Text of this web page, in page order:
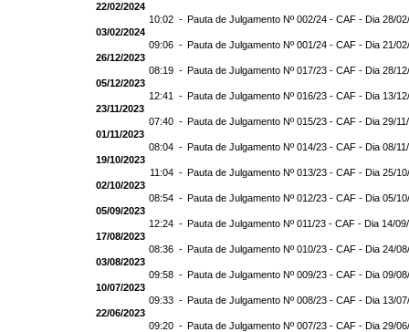
22/02/2024
10:02 - Pauta de Julgamento Nº 002/24 - CAF - Dia 28/
03/02/2024
09:06 - Pauta de Julgamento Nº 001/24 - CAF - Dia 21/
26/12/2023
08:19 - Pauta de Julgamento Nº 017/23 - CAF - Dia 28/
05/12/2023
12:41 - Pauta de Julgamento Nº 016/23 - CAF - Dia 13/
23/11/2023
07:40 - Pauta de Julgamento Nº 015/23 - CAF - Dia 29/
01/11/2023
08:04 - Pauta de Julgamento Nº 014/23 - CAF - Dia 08/
19/10/2023
11:04 - Pauta de Julgamento Nº 013/23 - CAF - Dia 25/
02/10/2023
08:54 - Pauta de Julgamento Nº 012/23 - CAF - Dia 05/
05/09/2023
12:24 - Pauta de Julgamento Nº 011/23 - CAF - Dia 14/
17/08/2023
08:36 - Pauta de Julgamento Nº 010/23 - CAF - Dia 24/
03/08/2023
09:58 - Pauta de Julgamento Nº 009/23 - CAF - Dia 09/
10/07/2023
09:33 - Pauta de Julgamento Nº 008/23 - CAF - Dia 13/
22/06/2023
09:20 - Pauta de Julgamento Nº 007/23 - CAF - Dia 29/